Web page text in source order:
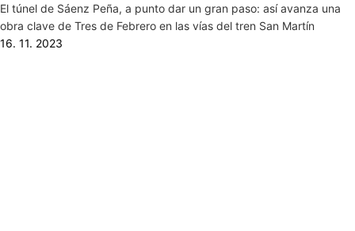
El túnel de Sáenz Peña, a punto dar un gran paso: así avanza una
obra clave de Tres de Febrero en las vías del tren San Martín
16. 11. 2023